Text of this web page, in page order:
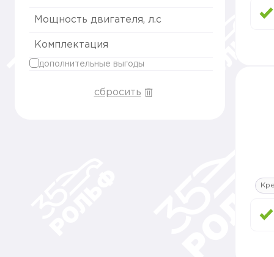
Мощность двигателя, л.с
Комплектация
дополнительные выгоды
сбросить